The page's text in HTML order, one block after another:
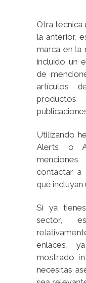
Otra técnica
la anterior,
marca en la
incluido un
de
artículos
Utilizando
Alerts o
contactar a
que incluyan
Si ya
sector,
enlaces,
mostrado
necesitas